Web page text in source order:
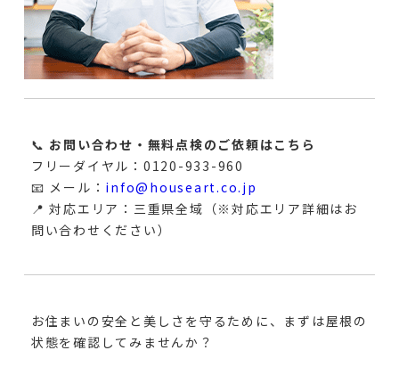
📞 お問い合わせ・無料点検のご依頼はこちら
フリーダイヤル：0120-933-960
📧 メール： info@houseart.co.jp
📍 対応エリア：三重県全域（※対応エリア詳細はお
問い合わせください）
お住まいの安全と美しさを守るために、まずは屋根の
状態を確認してみませんか？